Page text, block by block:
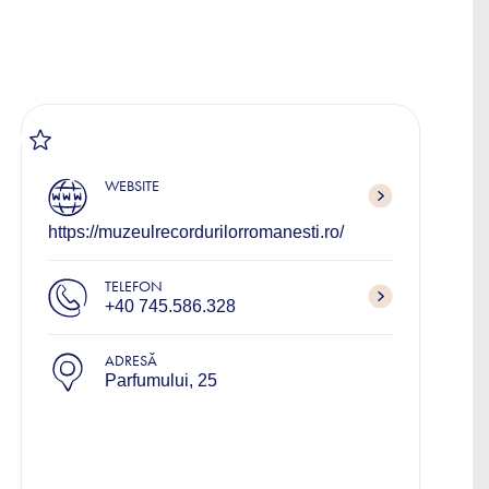
WEBSITE
https://muzeulrecordurilorromanesti.ro/
TELEFON
+40 745.586.328
ADRESĂ
Parfumului, 25